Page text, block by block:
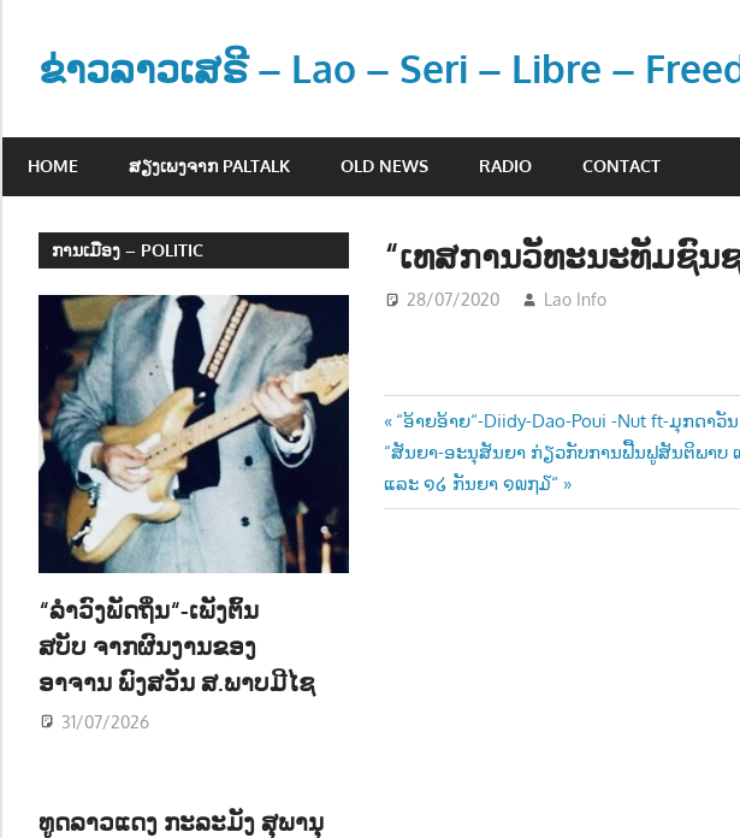
contentຂ່າວລາວເສຣີ – Lao – Seri – Libre –
ວ
ະ
ຂ່
າ
ວ
າ
HOME ສຽງເພງຈາກ PALTALK OLD NEWS RADIO CONTACT
“ເທສການວັທະນະທັມຊົນ
28/07/2020 Lao Info
Post
navigation
Previous
Post:
“ອ້າຍອ້າຍ“-Diidy-Dao-Poui -Nut ft-ມຸກດາ
Next
Post:
“ສັນຍາ-ອະນຸສັນຍາ ກ່ຽວກັບການຟື້ນຟູສັນຕິພາບ
ແລະ ໑໒ ກັນຍາ ໑໙໗໓“
ການເມືອງ – POLITIC
“ລຳວົງພັດຖິ່ນ“-ເພັງຕົ້ນ
ສບັບ ຈາກຜົນງານຂອງ
ອາຈານ ພົງສວັນ ສ.ພາບມີໄຊ
31/07/2026
ທູດລາວແດງ ກະລະມັງ ສຸພານຸ